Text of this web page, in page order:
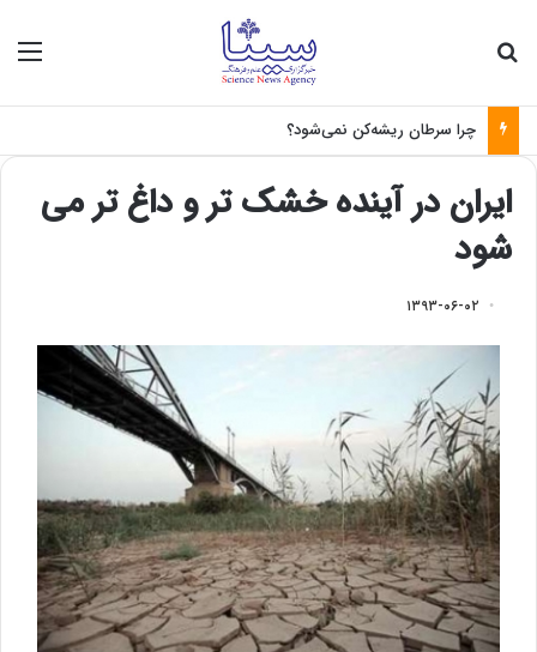
چرا سرطان ریشه‌کن نمی‌شود؟
ایران در آینده خشک تر و داغ تر می
شود
۱۳۹۳-۰۶-۰۲